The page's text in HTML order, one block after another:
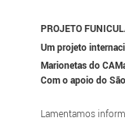
PROJETO
Um projeto
Marionetas do
Com o apoio do
Lamentamos